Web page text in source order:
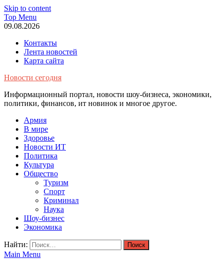
Skip to content
Top Menu
09.08.2026
Контакты
Лента новостей
Карта сайта
Новости сегодня
Информационный портал, новости шоу-бизнеса, экономики,
политики, финансов, ит новинок и многое другое.
Армия
В мире
Здоровье
Новости ИТ
Политика
Культура
Общество
Туризм
Спорт
Криминал
Наука
Шоу-бизнес
Экономика
Найти:
Main Menu